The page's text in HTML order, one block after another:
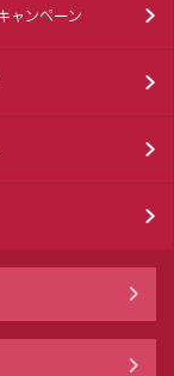
ャンペーン